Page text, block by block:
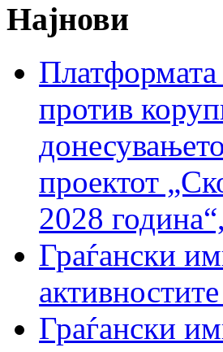
Најнови
Платформата
против
проектот
2028
Граѓански
Граѓански